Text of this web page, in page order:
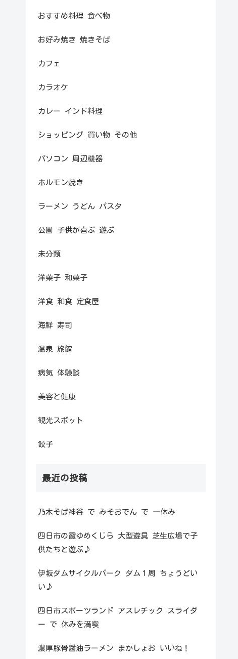
おすすめ料理 食べ物
お好み焼き 焼きそば
カフェ
カラオケ
カレー インド料理
ショッピング 買い物 その他
パソコン 周辺機器
ホルモン焼き
ラーメン うどん パスタ
公園 子供が喜ぶ 遊ぶ
未分類
洋菓子 和菓子
洋食 和食 定食屋
海鮮 寿司
温泉 旅館
病気 体験談
美容と健康
観光スポット
餃子
最近の投稿
乃木そば神谷 で みそおでん で 一休み
四日市の霞ゆめくじら 大型遊具 芝生広場で子
供たちと遊ぶ♪
伊坂ダムサイクルパーク ダム１周 ちょうどい
い♪
四日市スポーツランド アスレチック スライダ
ー で 休みを満喫
濃厚豚骨醤油ラーメン まかしょお いいね！